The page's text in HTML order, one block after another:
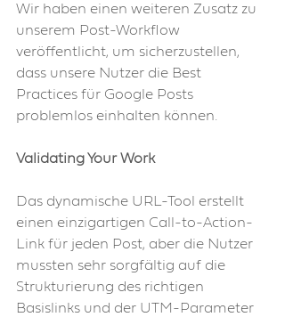
Wir haben einen weiteren Zusatz zu
unserem Post-Workflow
veröffentlicht, um sicherzustellen,
dass unsere Nutzer die Best
Practices für Google Posts
problemlos einhalten können.
Validating Your Work
Das dynamische URL-Tool erstellt
einen einzigartigen Call-to-Action-
Link für jeden Post, aber die Nutzer
mussten sehr sorgfältig auf die
Strukturierung des richtigen
Basislinks und der UTM-Parameter